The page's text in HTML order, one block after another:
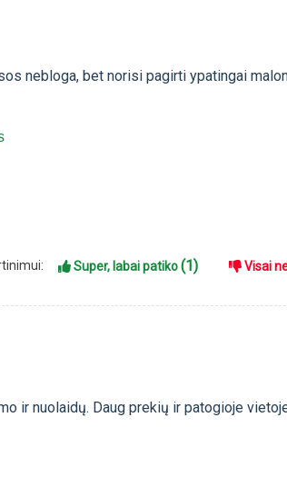
nebloga, bet norisi pagirti ypatingai
Super, labai patiko(1) Visai
ir nuolaidų. Daug prekių ir patogioje